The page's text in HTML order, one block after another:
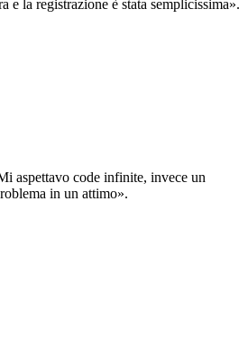
e la registrazione è stata semplicissima».
aspettavo code infinite, invece un
in un attimo».